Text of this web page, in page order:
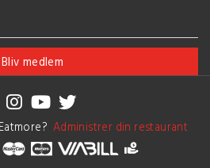
Bliv medlem
Administrer din restaurant